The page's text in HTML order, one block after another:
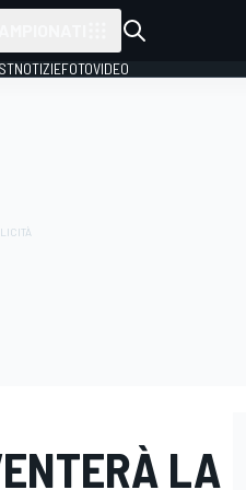
NOTIZIEFOTOVIDEO
LA